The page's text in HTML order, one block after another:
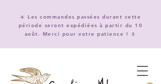
☀️ Les commandes passées durant cette
période seront expédiées à partir du 10
août. Merci pour votre patience ! 🌷